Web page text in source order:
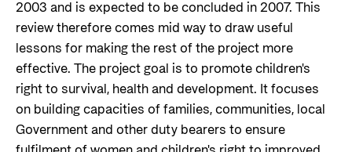
2003 and is expected to be concluded in 2007. This
review therefore comes mid way to draw useful
lessons for making the rest of the project more
effective. The project goal is to promote children's
right to survival, health and development. It focuses
on building capacities of families, communities, local
Government and other duty bearers to ensure